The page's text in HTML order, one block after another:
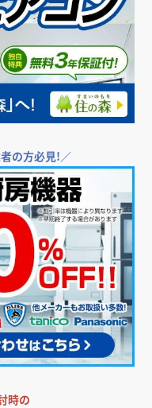
の方必見!／
時の